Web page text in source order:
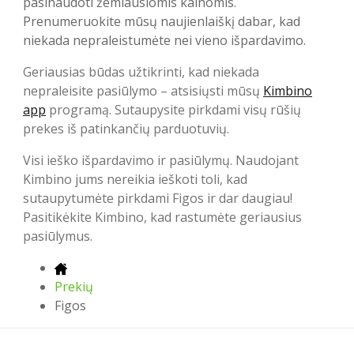
Prenumeruokite mūsų naujienlaiškį dabar, kad
niekada nepraleistumėte nei vieno išpardavimo.
Geriausias būdas užtikrinti, kad niekada
nepraleisite pasiūlymo – atsisiųsti mūsų Kimbino
app programą. Sutaupysite pirkdami visų rūšių
prekes iš patinkančių parduotuvių.
Visi ieško išpardavimo ir pasiūlymų. Naudojant
Kimbino jums nereikia ieškoti toli, kad
sutaupytumėte pirkdami Figos ir dar daugiau!
Pasitikėkite Kimbino, kad rastumėte geriausius
pasiūlymus.
Prekių
Figos